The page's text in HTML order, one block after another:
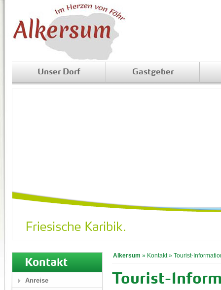
Unser Dorf Gastgeber
Alkersum » Kontakt» Tourist-
Tourist-
Kontakt
Anreise